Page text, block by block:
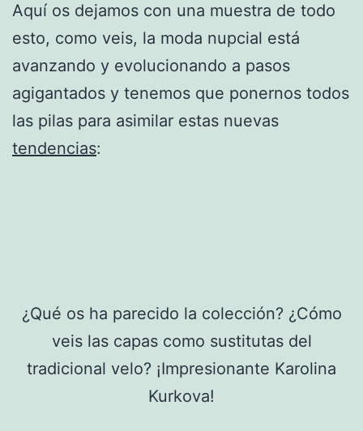
Aquí os dejamos con una muestra de todo
esto, como veis, la moda nupcial está
avanzando y evolucionando a pasos
agigantados y tenemos que ponernos todos
las pilas para asimilar estas nuevas
tendencias:
¿Qué os ha parecido la colección? ¿Cómo
veis las capas como sustitutas del
tradicional velo? ¡Impresionante Karolina
Kurkova!